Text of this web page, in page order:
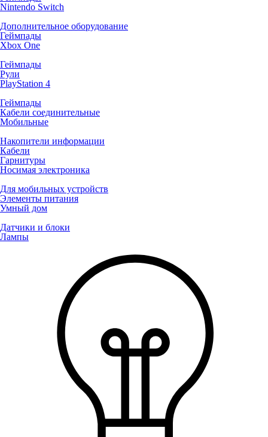
Nintendo Switch
Дополнительное оборудование
Геймпады
Xbox One
Геймпады
Рули
PlayStation 4
Геймпады
Кабели соединительные
Мобильные
Накопители информации
Кабели
Гарнитуры
Носимая электроника
Для мобильных устройств
Элементы питания
Умный дом
Датчики и блоки
Лампы